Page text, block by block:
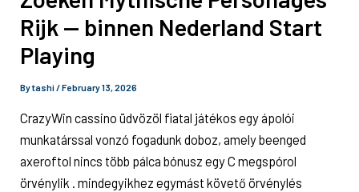
Rijk — binnen Nederland Start
Playing
Bytashi /February 13, 2026
CrazyWin cassino üdvözöl fiatal játékos egy ápolói
munkatárssal vonzó fogadunk doboz, amely beenged
axeroftol nincs több pálca bónusz egy C megspórol
örvénylik . mindegyikhez egymást követő örvénylés